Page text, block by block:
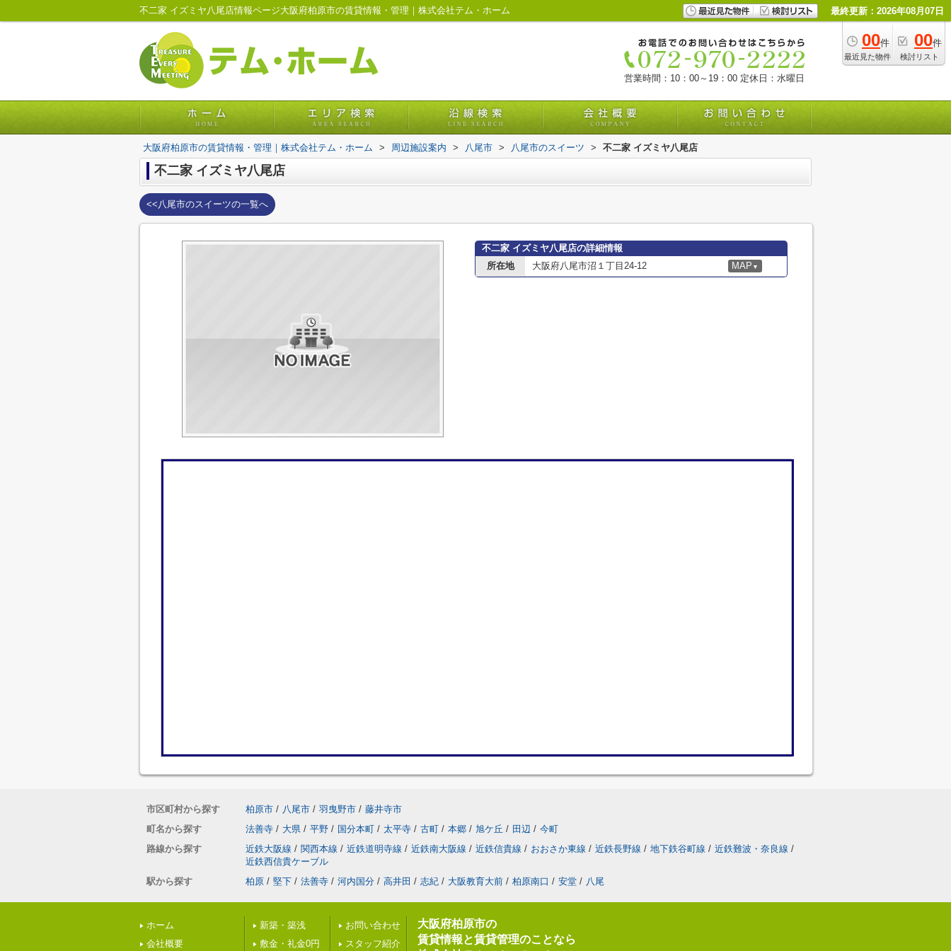
不二家 イズミヤ八尾店情報ページ大阪府柏原市の賃貸情報・管理｜株式会社テム・ホーム 最終更新：2026年08月07日
00件
最近見た物件
00件
検討リスト
営業時間：10：00～19：00 定休日：水曜日
大阪府柏原市の賃貸情報・管理｜株式会社テム・ホーム > 周辺施設案内 > 八尾市 > 八尾市のスイーツ > 不二家 イズミヤ八尾店
不二家 イズミヤ八尾店
<<八尾市のスイーツの一覧へ
不二家 イズミヤ八尾店の詳細情報
所在地
大阪府八尾市沼１丁目24-12 MAP ▼
市区町村から探す 柏原市 / 八尾市 / 羽曳野市 / 藤井寺市
町名から探す
法善寺 / 大県 / 平野 / 国分本町 / 太平寺 / 古町 / 本郷 / 旭ケ丘 / 田辺 / 今町
路線から探す
近鉄大阪線 / 関西本線 / 近鉄道明寺線 / 近鉄南大阪線 / 近鉄信貴線 / おおさか東線 / 近鉄長野線 / 地下鉄谷町線 / 近鉄難波・奈良線 /
近鉄西信貴ケーブル
駅から探す
柏原 / 堅下 / 法善寺 / 河内国分 / 高井田 / 志紀 / 大阪教育大前 / 柏原南口 / 安堂 / 八尾
ホーム
会社概要
新築・築浅
敷金・礼金0円
お問い合わせ
スタッフ紹介
大阪府柏原市の
賃貸情報と賃貸管理のことなら